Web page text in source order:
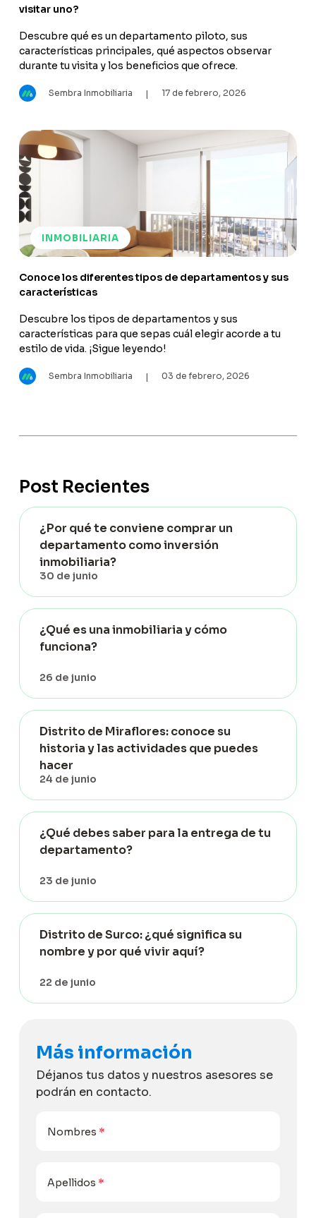
visitar uno?
Descubre qué es un departamento piloto, sus
características principales, qué aspectos observar
durante tu visita y los beneficios que ofrece.
Sembra Inmobiliaria | 17 de febrero, 2026
INMOBILIARIA
Conoce los diferentes tipos de departamentos y sus
características
Descubre los tipos de departamentos y sus
características para que sepas cuál elegir acorde a tu
estilo de vida. ¡Sigue leyendo!
Sembra Inmobiliaria | 03 de febrero, 2026
Post Recientes
¿Por qué te conviene comprar un
departamento como inversión
inmobiliaria?
30 de junio
¿Qué es una inmobiliaria y cómo
funciona?
26 de junio
Distrito de Miraflores: conoce su
historia y las actividades que puedes
hacer
24 de junio
¿Qué debes saber para la entrega de tu
departamento?
23 de junio
Distrito de Surco: ¿qué significa su
nombre y por qué vivir aquí?
22 de junio
Más información
Déjanos tus datos y nuestros asesores se
podrán en contacto.
Nombres *
Apellidos *